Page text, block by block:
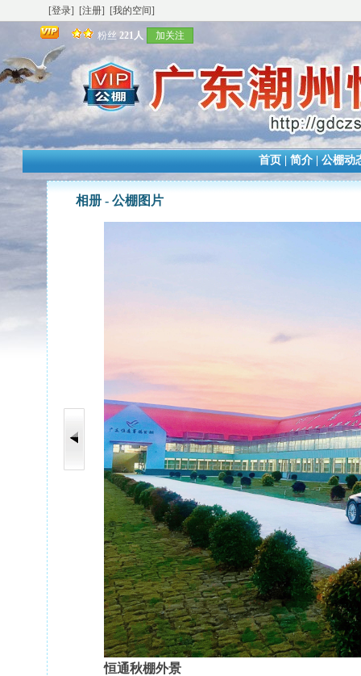
[登录] [注册] [我的空间]
粉丝 221人 加关注
首页|简介|公棚动
相册 - 公棚图片
恒通秋棚外景